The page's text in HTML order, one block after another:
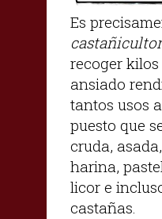
Es
recoger
ansiado
tantos usos
puesto que
cruda,
harina,
licor e
castañas.